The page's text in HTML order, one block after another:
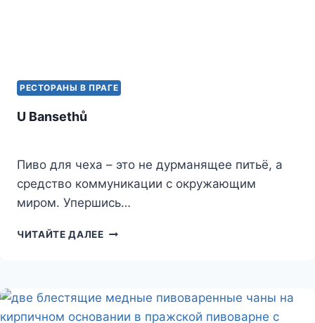
РЕСТОРАНЫ В ПРАГЕ
U Bansethů
Пиво для чеха – это не дурманящее питьё, а
средство коммуникации с окружающим
миром. Упершись…
ЧИТАЙТЕ ДАЛЕЕU